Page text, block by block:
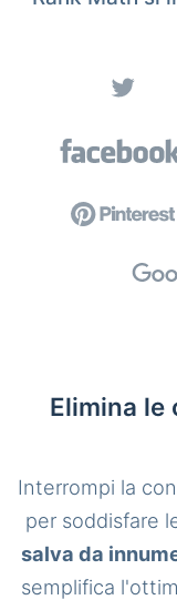
Elimina le
Interrompi la
per soddisfare
salva da
semplifica